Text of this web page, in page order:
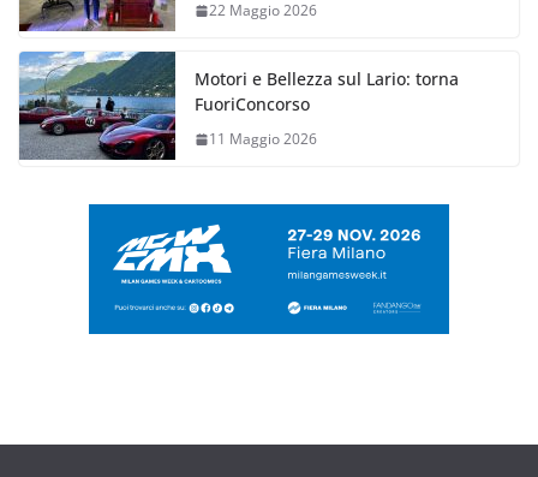
22 Maggio 2026
Motori e Bellezza sul Lario: torna
FuoriConcorso
11 Maggio 2026